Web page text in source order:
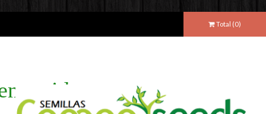
Total (0)